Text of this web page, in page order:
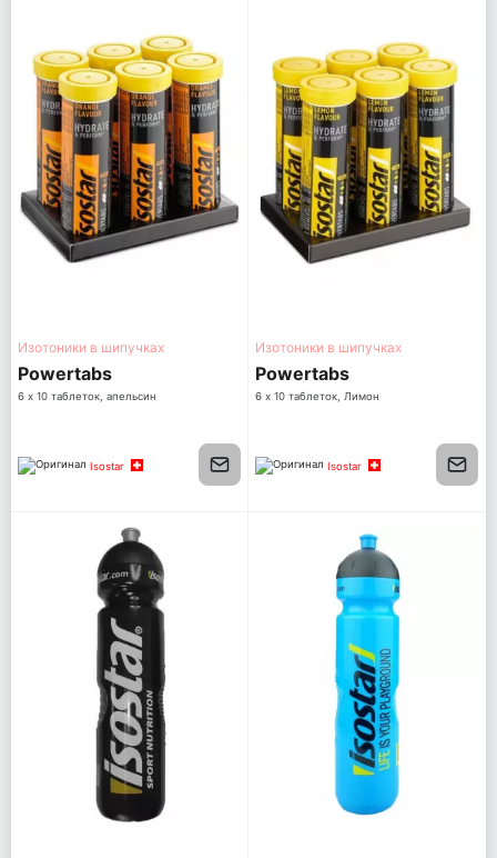
Изотоники в шипучках
Powertabs
6 х 10 таблеток, апельсин
Isostar
Изотоники в шипучках
Powertabs
6 х 10 таблеток, Лимон
Isostar